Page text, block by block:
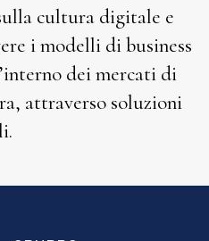
cultura digitale e
i modelli di business
dei mercati di
attraverso soluzioni